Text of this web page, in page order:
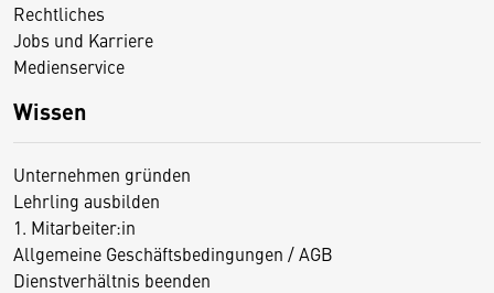
Rechtliches
Jobs und Karriere
Medienservice
Wissen
Unternehmen gründen
Lehrling ausbilden
1. Mitarbeiter:in
Allgemeine Geschäftsbedingungen / AGB
Dienstverhältnis beenden